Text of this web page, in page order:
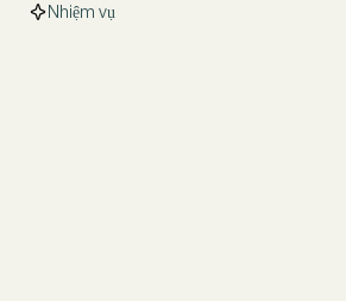
Nhiệm vụ